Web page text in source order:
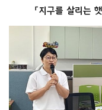
「지구를 살리는